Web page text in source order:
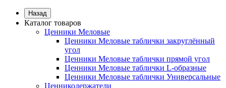
Назад
Каталог товаров
Ценники Меловые
Ценники Меловые таблички закруглённый
угол
Ценники Меловые таблички прямой угол
Ценники Меловые таблички L-образные
Ценники Меловые таблички Универсальные
Ценникодержатели